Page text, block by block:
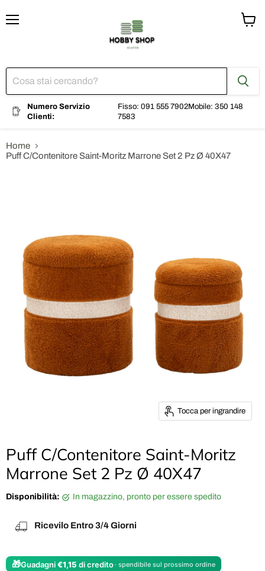
Numero Servizio
Clienti:
Fisso: 091 555 7902Mobile: 350 148
7583
Home
Puff C/Contenitore Saint-Moritz Marrone Set 2 Pz Ø 40X47
Tocca per ingrandire
Puff C/Contenitore Saint-Moritz
Marrone Set 2 Pz Ø 40X47
Disponibilità: in magazzino, pronto per essere spedito
Ricevilo Entro 3/4 Giorni
🎁Guadagni€1,15 di credito· spendibile sul prossimo ordine